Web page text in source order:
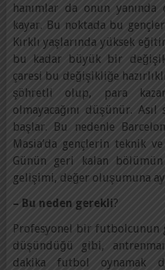
hanımlar da onun
kayar. Bu noktada bu
Kırklı yaşlarında yüksek
bu kadar büyük bir
çaresi bu değişikliğe
şöhretli olup, para
olmayacağını düşünür.
başlar. Bu nedenle
Masia’da gençlerin teknik
Günün geri kalan
gelişimi, değer oluşumuna
– Bu neden gerekli?
Profesyonel bir futbolcunun
düşündüğü gibi,
dakika futbol oynamak